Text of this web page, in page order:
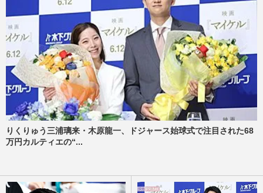
りくりゅう三浦璃来・木原龍一、ドジャース始球式で注目された68
万円カルティエの“...